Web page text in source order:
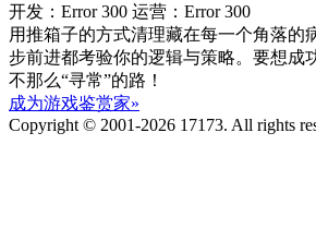
开发：Error 300 运营：Error 300
用推箱子的方式清理藏在每一个角落的
步前进都考验你的逻辑与策略。要想成
不那么“寻常”的路！
成为游戏鉴赏家»
Copyright © 2001-2026 17173. All rights